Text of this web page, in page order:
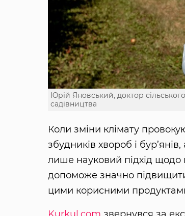
Юрій Яновський, доктор
садівництва
Коли зміни клімату
збудників хвороб і
лише науковий підхід щодо
допоможе значно
цими корисними
Kurkul.com звернувся за